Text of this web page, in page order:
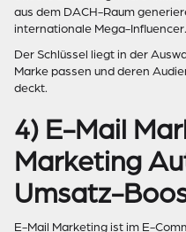
aus dem DACH-Raum
internationale Mega-Influencer.
Der Schlüssel liegt in der
Marke passen und deren
deckt.
4) E-Mail
Marketing
Umsatz-
E-Mail Marketing ist im E-